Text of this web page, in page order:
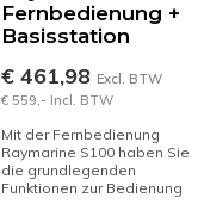
Fernbedienung +
Basisstation
€ 461,98 Excl. BTW
€ 559,- Incl. BTW
Mit der Fernbedienung
Raymarine S100 haben Sie
die grundlegenden
Funktionen zur Bedienung